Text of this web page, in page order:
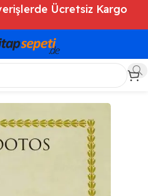
Ücretsiz Kargo